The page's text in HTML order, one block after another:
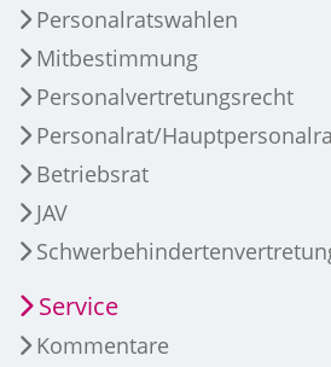
Personalratswahlen
Mitbestimmung
Personalvertretungsrecht
Personalrat/
Betriebsrat
JAV
Service
Kommentare